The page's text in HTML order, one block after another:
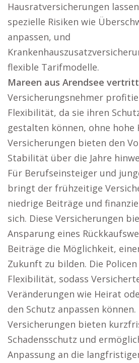
Hausratversicherungen
spezielle Risiken wie
anpassen, und
flexible Tarifmodelle.
Mareen aus Arendsee
Versicherungsnehmer
Flexibilität, da sie ihren
gestalten können, ohne hohe
Versicherungen bieten den
Stabilität über die Jahre
Für Berufseinsteiger und
bringt der frühzeitige
niedrige Beiträge und
sich. Diese Versicherungen
Ansparung eines
Beiträge die Möglichkeit,
Zukunft zu bilden. Die
Flexibilität, sodass
Veränderungen wie Heirat
den Schutz anpassen können.
Versicherungen bieten
Schadensschutz und
Anpassung an die